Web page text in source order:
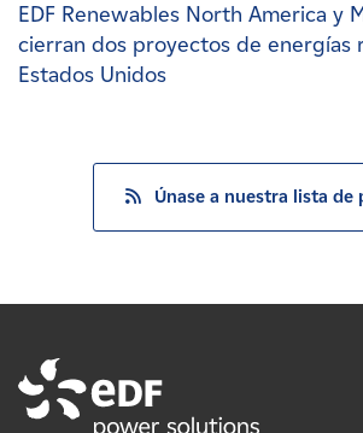
EDF Renewables North America y
cierran dos proyectos de energías
Estados Unidos
Únase a nuestra lista de